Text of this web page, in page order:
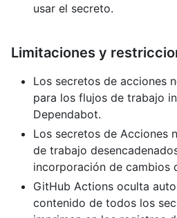
usar el secreto.
Limitaciones y
Los secretos de acciones
para los flujos de trabajo
Dependabot.
Los secretos de Acciones
de trabajo
incorporación de cambios
GitHub Actions oculta
contenido de todos los